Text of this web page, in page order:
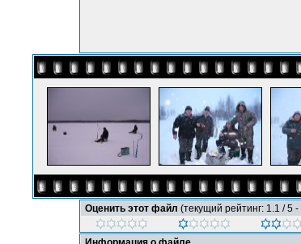
Оценить этот файл (текущий рейтинг: 1.1 / 5